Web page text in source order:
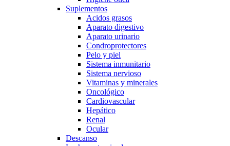
Suplementos
Acidos grasos
Aparato digestivo
Aparato urinario
Condroprotectores
Pelo y piel
Sistema inmunitario
Sistema nervioso
Vitaminas y minerales
Oncológico
Cardiovascular
Hepático
Renal
Ocular
Descanso